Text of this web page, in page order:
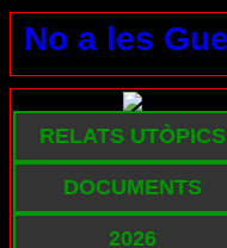
No a les
RELATS UTÒPICS
DOCUMENTS
2026